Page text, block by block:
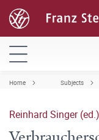
Home Subjects
Reinhard Singer (ed.)